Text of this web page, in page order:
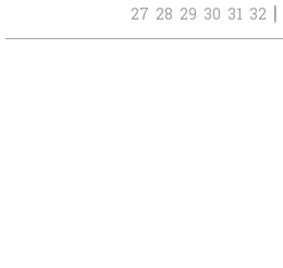
27 28 29 30 31 32 |